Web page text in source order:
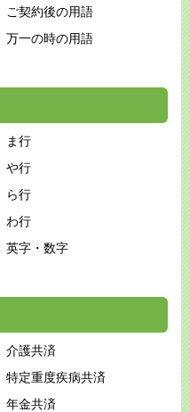
ご契約後の用語
万一の時の用語
ま行
や行
ら行
わ行
英字・数字
介護共済
特定重度疾病共済
年金共済